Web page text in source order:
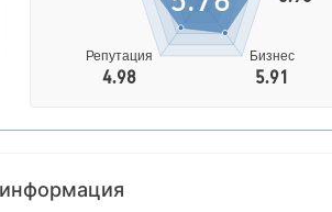
Репутация
4.98
Бизнес
5.91